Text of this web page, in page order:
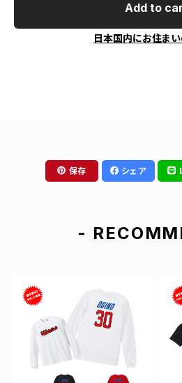
Add to
日本国内にお住ま
保存 シェア
-